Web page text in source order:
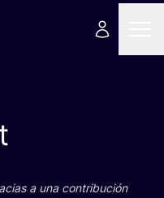
a una con­tri­bu­ción